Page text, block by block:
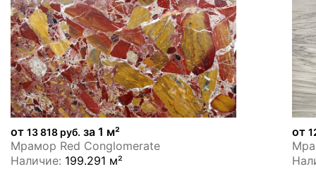
от13 818 руб. за 1 м²
Мрамор Red Conglomerate
Наличие: 199.291 м²
от